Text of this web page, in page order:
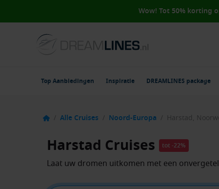
Wow! Tot 50% korting
Top Aanbiedingen Inspiratie DREAMLINES package
/ Alle Cruises / Noord-Europa / Harstad,
Harstad Cruises tot -22%
Laat uw dromen uitkomen met een